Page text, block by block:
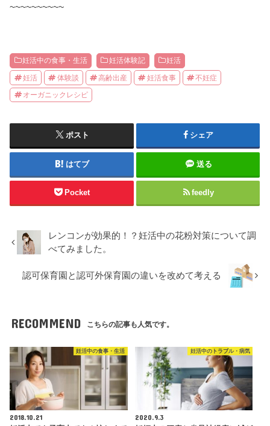
~~~~~~~~~~
妊活中の食事・生活 妊活体験記 妊活
妊活 体験談 高齢出産 妊活食事 不妊症
オーガニックレシピ
ポスト シェア
はてブ 送る
Pocket feedly
レンコンが効果的！？妊活中の花粉対策について調
べてみました。
認可保育園と認可外保育園の違いを改めて考える
RECOMMEND こちらの記事も人気です。
妊活中の食事・生活
2018.10.21
妊活中のトラブル・病気
2020.9.3